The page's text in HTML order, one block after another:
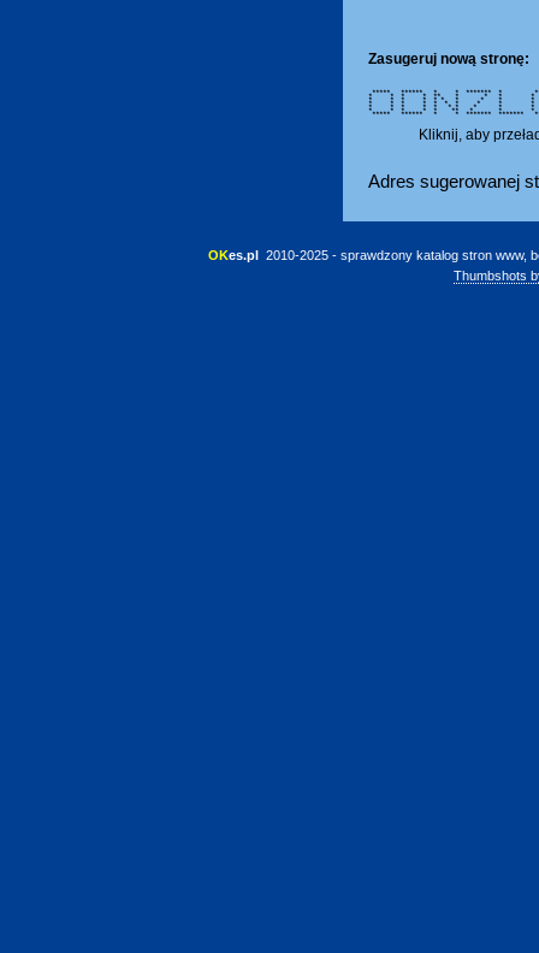
Zasugeruj nową stronę:
***** ****** * * ******* *
* * * * ** * * * *
* * * * * * * * *
* * * * * * * * * *
* * * * * * * *
* * * * * ** * *
***** ****** * * *******
Kliknij, aby
Adres sugerowanej
OKes.pl 2010-2025 - sprawdzony katalog stron www,
Thumbshots